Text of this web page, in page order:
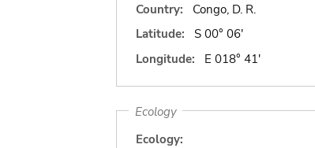
Country:
Congo, D. R.
Latitude:
S 00° 06'
Longitude:
E 018° 41'
Ecology
Ecology: